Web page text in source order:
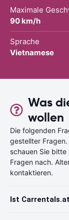
Maximale
90 km/h
Sprache
Vietnamese
Was
wollen
Die folgenden
gestellter
schauen Sie
Fragen nach.
kontaktieren.
Ist